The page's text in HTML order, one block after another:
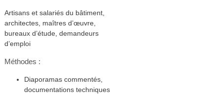
Artisans et salariés du bâtiment,
architectes, maîtres d’œuvre,
bureaux d’étude, demandeurs
d’emploi
Méthodes :
Diaporamas commentés,
documentations techniques